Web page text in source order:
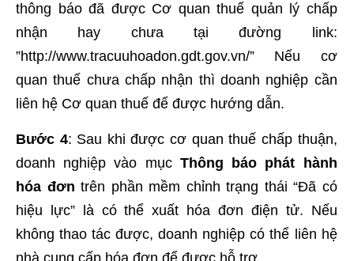
thông báo đã được Cơ quan thuế quản lý chấp
nhận hay chưa tại đường link:
”http://www.tracuuhoadon.gdt.gov.vn/” Nếu cơ
quan thuế chưa chấp nhận thì doanh nghiệp cần
liên hệ Cơ quan thuế để được hướng dẫn.
Bước 4: Sau khi được cơ quan thuế chấp thuận,
doanh nghiệp vào mục Thông báo phát hành
hóa đơn trên phần mềm chỉnh trạng thái “Đã có
hiệu lực” là có thể xuất hóa đơn điện tử. Nếu
không thao tác được, doanh nghiệp có thể liên hệ
nhà cung cấp hóa đơn để được hỗ trợ.